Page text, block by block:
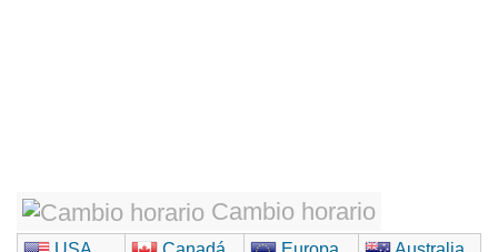
Cambio horario